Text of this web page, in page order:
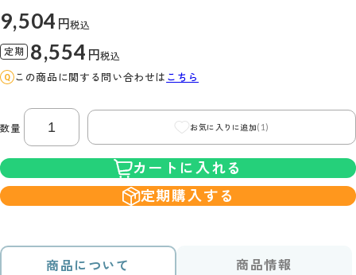
9,504 円税込
定期 8,554 円税込
この商品に関する問い合わせは こちら
数量 お気に入りに追加(1)
カートに入れる
定期購入する
商品について 商品情報